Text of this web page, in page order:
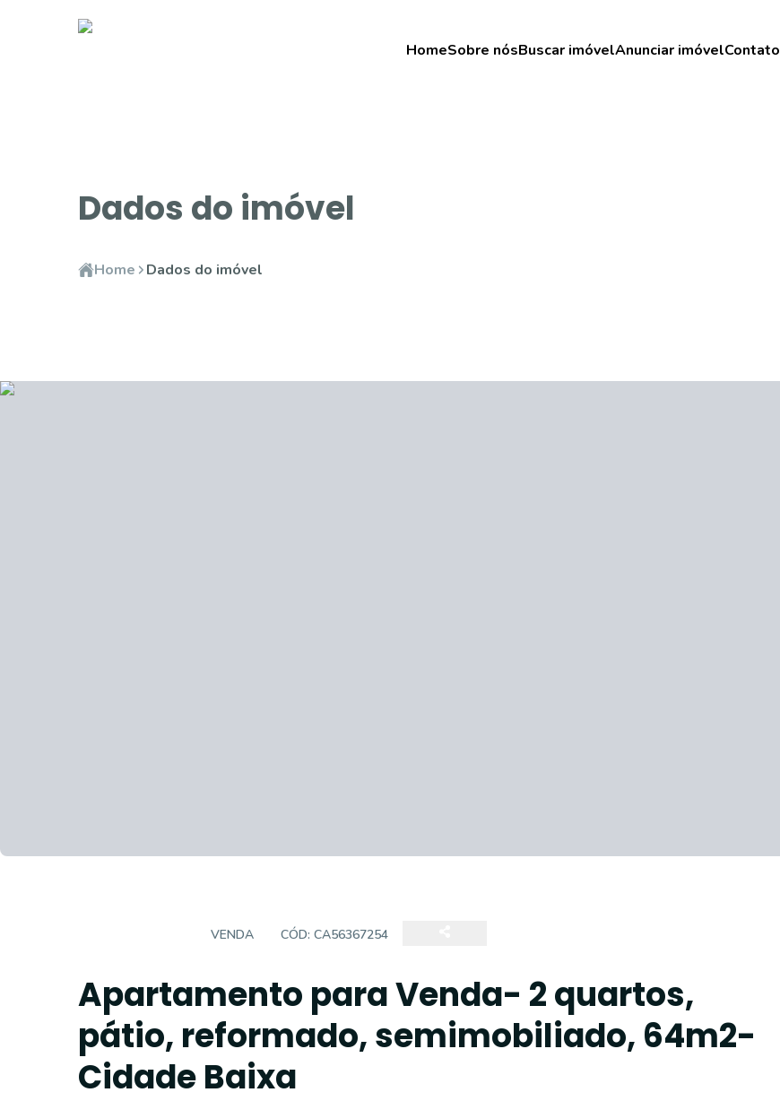
HomeSobre nósBuscar imóvelAnunciar imóvelContato
Dados do imóvel
Home Dados do imóvel
VENDA CÓD: CA56367254
Apartamento para Venda- 2 quartos,
pátio, reformado, semimobiliado, 64m2-
Cidade Baixa